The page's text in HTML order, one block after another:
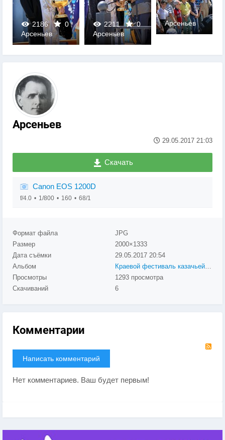
2186
0
0
Арсеньев
2211
0
0
Арсеньев
Арсеньев
Арсеньев
29.05.2017 21:03
Скачать
Canon EOS 1200D
f/4.0 1/800 160 68/1
Формат файла
JPG
Размер
2000×1333
Дата съёмки
29.05.2017 20:54
Альбом
Краевой фестиваль казачьей культуры «ЛЮБО!»
Просмотры
1293 просмотра
Скачиваний
6
Комментарии
Написать комментарий
Нет комментариев. Ваш будет первым!